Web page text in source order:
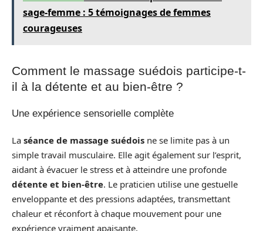
sage-femme : 5 témoignages de femmes
courageuses
Comment le massage suédois participe-t-
il à la détente et au bien-être ?
Une expérience sensorielle complète
La séance de massage suédois ne se limite pas à un
simple travail musculaire. Elle agit également sur l’esprit,
aidant à évacuer le stress et à atteindre une profonde
détente et bien-être. Le praticien utilise une gestuelle
enveloppante et des pressions adaptées, transmettant
chaleur et réconfort à chaque mouvement pour une
expérience vraiment apaisante.